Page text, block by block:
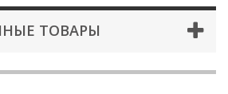
ТОВАРЫ